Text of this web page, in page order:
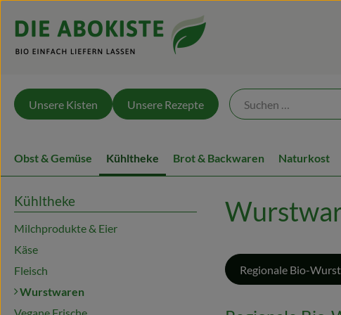
Unsere Kisten Unsere Rezepte
Obst & Gemüse Kühltheke Brot & Backwaren Naturkost
Kühltheke
Milchprodukte & Eier
Käse
Fleisch
Wurstwaren
Regionale Bio-Wurst